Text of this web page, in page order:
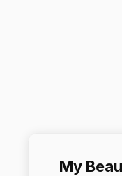
My